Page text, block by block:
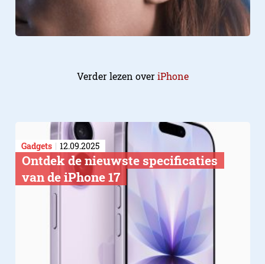
Verder lezen overiPhone
Gadgets 12.09.2025
Ontdek de nieuwste specificaties
van de iPhone 17